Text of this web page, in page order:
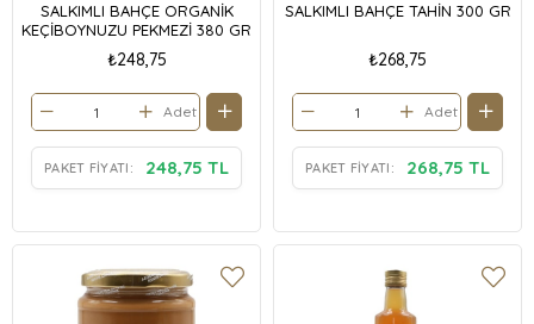
SALKIMLI BAHÇE ORGANİK
KEÇİBOYNUZU PEKMEZİ 380 GR
₺248,75
Adet
PAKET FIYATI: 248,75 TL
SALKIMLI BAHÇE TAHİN 300 GR
₺268,75
Adet
PAKET FIYATI: 268,75 TL